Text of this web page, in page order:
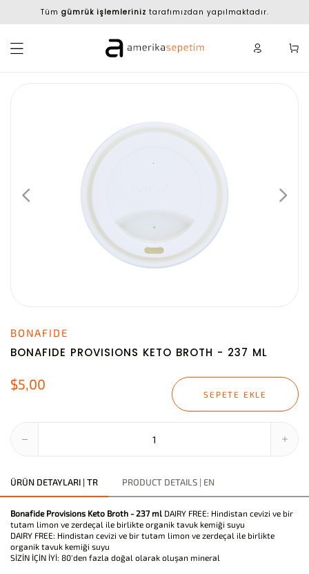
Tüm gümrük işlemleriniz tarafımızdan yapılmaktadır.
BONAFIDE
BONAFIDE PROVISIONS KETO BROTH - 237 ML
$5,00
SEPETE EKLE
ÜRÜN DETAYLARI | TR PRODUCT DETAILS | EN
Bonafide Provisions Keto Broth - 237 ml DAIRY FREE: Hindistan cevizi ve bir
tutam limon ve zerdeçal ile birlikte organik tavuk kemiği suyu
DAIRY FREE: Hindistan cevizi ve bir tutam limon ve zerdeçal ile birlikte
organik tavuk kemiği suyu
SİZİN İÇİN İYİ: 80'den fazla doğal olarak oluşan mineral